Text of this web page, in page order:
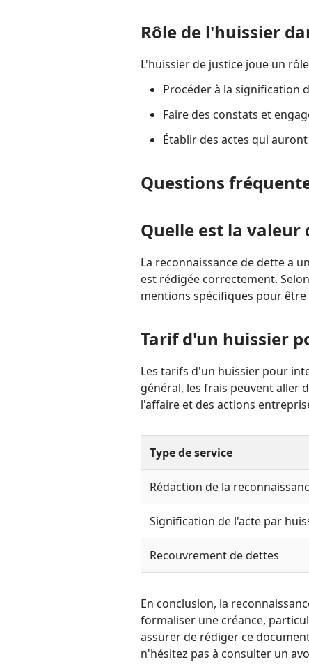
Rôle de l'huissier
L'huissier de justice joue un
Procéder à la signification
Faire des constats et
Établir des actes qui
Questions
Quelle est la valeur
La reconnaissance de dette a
est rédigée correctement.
mentions spécifiques pour être
Tarif d'un huissier
Les tarifs d'un huissier pour
général, les frais peuvent aller
l'affaire et des actions
Type de service
Rédaction de la
Signification de l'acte par
Recouvrement de dettes
En conclusion, la
formaliser une créance,
assurer de rédiger ce
n'hésitez pas à consulter un